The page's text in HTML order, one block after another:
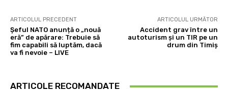
ARTICOLUL PRECEDENT
Șeful NATO anunță o „nouă
eră” de apărare: Trebuie să
fim capabili să luptăm, dacă
va fi nevoie – LIVE
ARTICOLUL URMĂTOR
Accident grav între un
autoturism și un TIR pe un
drum din Timiș
ARTICOLE RECOMANDATE